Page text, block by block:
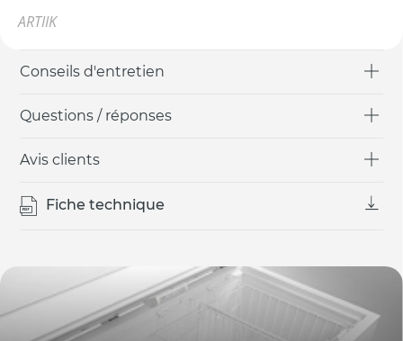
Conseils d'entretien
Questions / réponses
Avis clients
Fiche technique
ARTIIK